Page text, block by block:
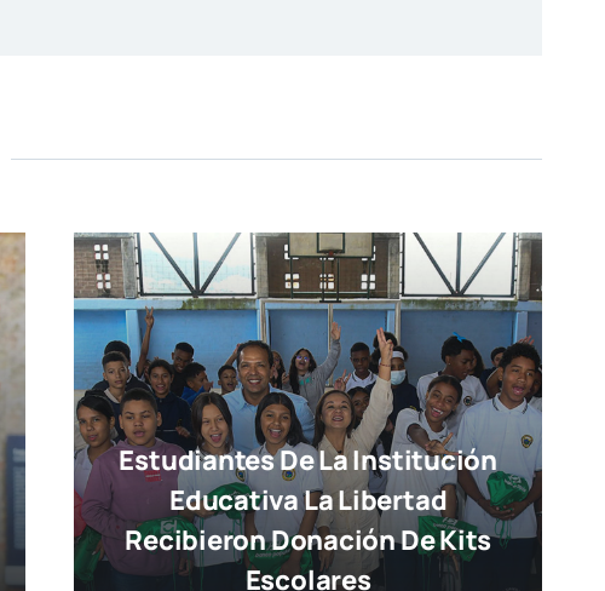
Estudiantes De La Institución
Educativa La Libertad
Recibieron Donación De Kits
Escolares